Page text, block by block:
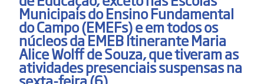
Municipais do Ensino Fundamental
do Campo (EMEFs) e em todos os
núcleos da EMEB Itinerante Maria
Alice Wolff de Souza, que tiveram as
atividades presenciais suspensas na